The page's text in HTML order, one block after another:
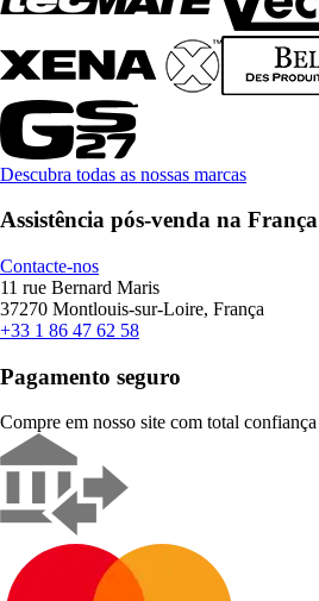
Descubra todas as nossas marcas
Assistência pós-venda na França
Contacte-nos
11 rue Bernard Maris
37270 Montlouis-sur-Loire, França
+33 1 86 47 62 58
Pagamento seguro
Compre em nosso site com total confiança